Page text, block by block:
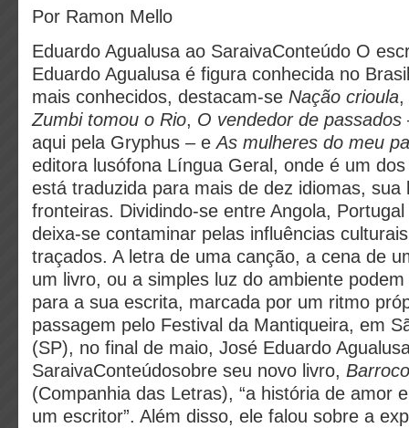
Por Ramon Mello
Eduardo Agualusa ao SaraivaConteúdo O
Eduardo Agualusa é figura conhecida no
mais conhecidos, destacam-se Nação crioula,
Zumbi tomou o Rio, O vendedor de passados
aqui pela Gryphus – eAs mulheres do meu
editora lusófona Língua Geral, onde é um
está traduzida para mais de dez idiomas, sua
fronteiras. Dividindo-se entre Angola,
deixa-se contaminar pelas influências
traçados. A letra de uma canção, a cena de
um livro, ou a simples luz do ambiente
para a sua escrita, marcada por um ritmo
passagem pelo Festival da Mantiqueira, em
(SP), no final de maio, José Eduardo
SaraivaConteúdosobre seu novo livro,
(Companhia das Letras), “a história de amor
um escritor”. Além disso, ele falou sobre a